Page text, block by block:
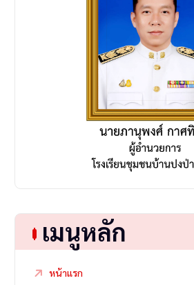
เมนูหลัก
หน้าแรก